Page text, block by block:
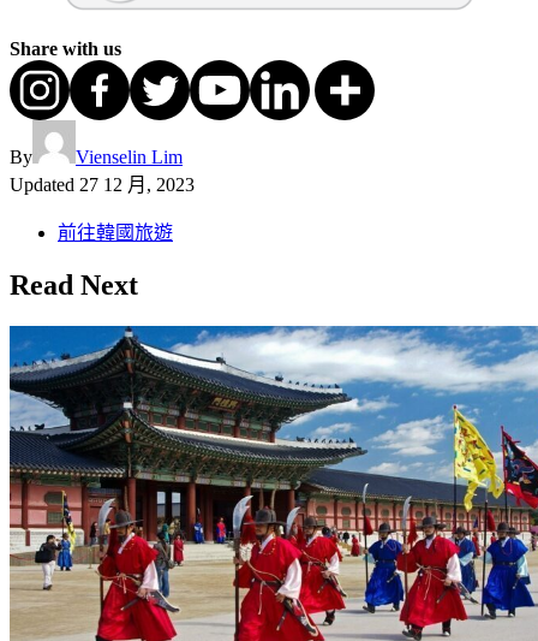
Share with us
By
Vienselin Lim
Updated 27 12 月, 2023
前往韓國旅遊
Read Next